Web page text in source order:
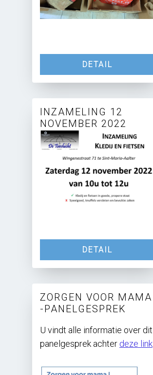
DETAIL
INZAMELING 12
NOVEMBER 2022
DETAIL
ZORGEN VOOR MAMA
-PANELGESPREK
U vindt alle informatie over dit
panelgesprek achter deze link